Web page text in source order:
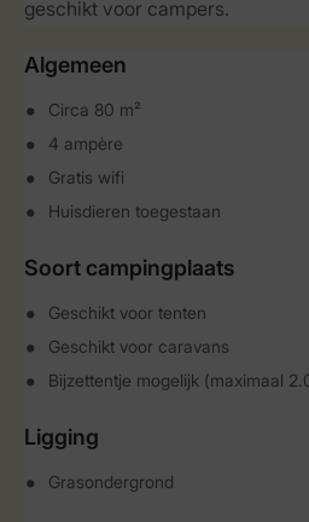
geschikt voor campers.
Algemeen
Circa 80 m²
4 ampère
Gratis wifi
Huisdieren toegestaan
Soort campingplaats
Geschikt voor tenten
Geschikt voor caravans
Bijzettentje mogelijk (maximaal
Ligging
Grasondergrond